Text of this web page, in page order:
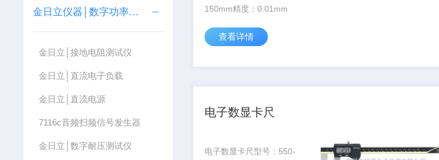
金日立仪器│数字功率计│电子负载│LCR数字电桥│直流低电阻仪│7116C信号发生器│直流电源
金日立│接地电阻测试仪
金日立│直流电子负载
金日立│直流电源
7116c音频扫频信号发生器
金日立│数字耐压测试仪
150mm精度：0.01mm
查看详情
电子数显卡尺
电子数显卡尺型号：550-